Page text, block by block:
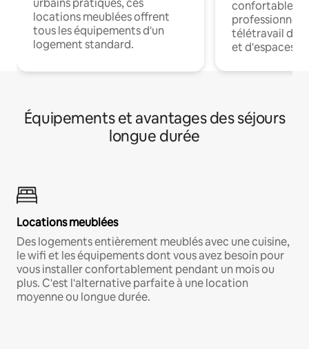
urbains pratiques, ces
locations meublées offrent
tous les équipements d'un
logement standard.
confortables
professionnels
télétravail
et d'espaces
Équipements et avantages des séjours
longue durée
Locations meublées
Des logements entièrement meublés avec une cuisine,
le wifi et les équipements dont vous avez besoin pour
vous installer confortablement pendant un mois ou
plus. C'est l'alternative parfaite à une location
moyenne ou longue durée.